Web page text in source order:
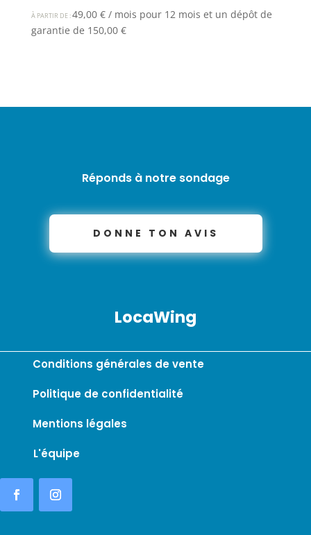
À PARTIR DE :49,00 € / mois pour 12 mois et un dépôt de
garantie de 150,00 €
Réponds à notre sondage
DONNE TON AVIS
LocaWing
Conditions générales de vente
Politique de confidentialité
Mentions légales
L'équipe